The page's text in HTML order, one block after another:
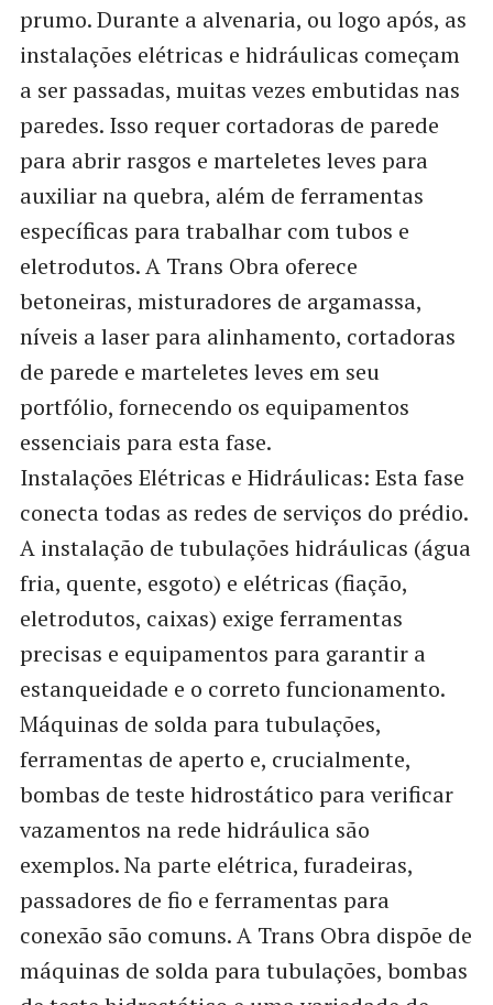
prumo. Durante a alvenaria, ou logo após, as
instalações elétricas e hidráulicas começam
a ser passadas, muitas vezes embutidas nas
paredes. Isso requer cortadoras de parede
para abrir rasgos e marteletes leves para
auxiliar na quebra, além de ferramentas
específicas para trabalhar com tubos e
eletrodutos. A Trans Obra oferece
betoneiras, misturadores de argamassa,
níveis a laser para alinhamento, cortadoras
de parede e marteletes leves em seu
portfólio, fornecendo os equipamentos
essenciais para esta fase.
Instalações Elétricas e Hidráulicas: Esta fase
conecta todas as redes de serviços do prédio.
A instalação de tubulações hidráulicas (água
fria, quente, esgoto) e elétricas (fiação,
eletrodutos, caixas) exige ferramentas
precisas e equipamentos para garantir a
estanqueidade e o correto funcionamento.
Máquinas de solda para tubulações,
ferramentas de aperto e, crucialmente,
bombas de teste hidrostático para verificar
vazamentos na rede hidráulica são
exemplos. Na parte elétrica, furadeiras,
passadores de fio e ferramentas para
conexão são comuns. A Trans Obra dispõe de
máquinas de solda para tubulações, bombas